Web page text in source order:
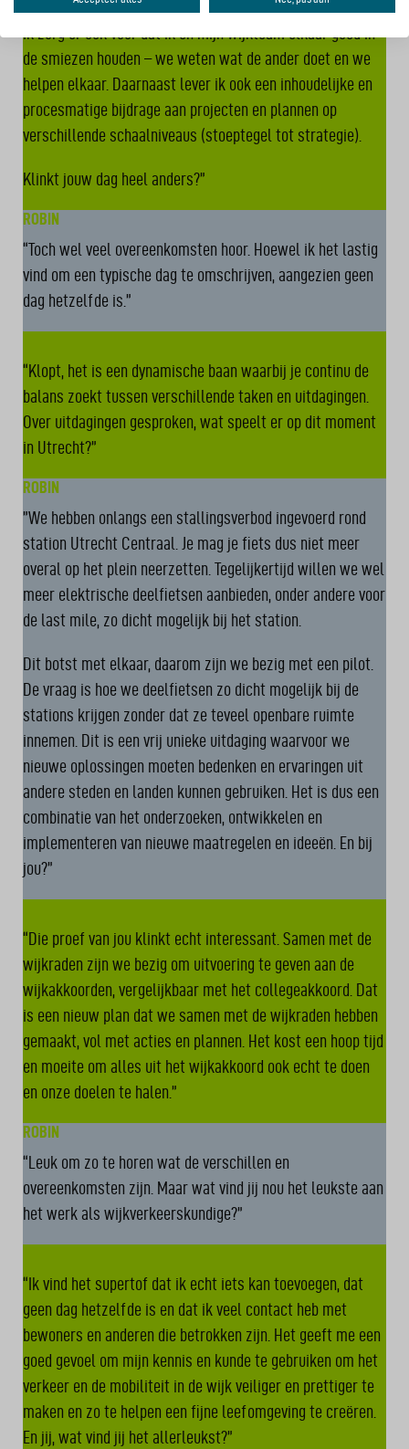
Ik zorg er ook voor dat ik en mijn wijkteam elkaar goed in
de smiezen houden – we weten wat de ander doet en we
helpen elkaar. Daarnaast lever ik ook een inhoudelijke en
procesmatige bijdrage aan projecten en plannen op
verschillende schaalniveaus (stoeptegel tot strategie).
Klinkt jouw dag heel anders?”
ROBIN
“Toch wel veel overeenkomsten hoor. Hoewel ik het lastig
vind om een typische dag te omschrijven, aangezien geen
dag hetzelfde is.”
“Klopt, het is een dynamische baan waarbij je continu de
balans zoekt tussen verschillende taken en uitdagingen.
Over uitdagingen gesproken, wat speelt er op dit moment
in Utrecht?”
ROBIN
”We hebben onlangs een stallingsverbod ingevoerd rond
station Utrecht Centraal. Je mag je fiets dus niet meer
overal op het plein neerzetten. Tegelijkertijd willen we wel
meer elektrische deelfietsen aanbieden, onder andere voor
de last mile, zo dicht mogelijk bij het station.
Dit botst met elkaar, daarom zijn we bezig met een pilot.
De vraag is hoe we deelfietsen zo dicht mogelijk bij de
stations krijgen zonder dat ze teveel openbare ruimte
innemen. Dit is een vrij unieke uitdaging waarvoor we
nieuwe oplossingen moeten bedenken en ervaringen uit
andere steden en landen kunnen gebruiken. Het is dus een
combinatie van het onderzoeken, ontwikkelen en
implementeren van nieuwe maatregelen en ideeën. En bij
jou?”
“Die proef van jou klinkt echt interessant. Samen met de
wijkraden zijn we bezig om uitvoering te geven aan de
wijkakkoorden, vergelijkbaar met het collegeakkoord. Dat
is een nieuw plan dat we samen met de wijkraden hebben
gemaakt, vol met acties en plannen. Het kost een hoop tijd
en moeite om alles uit het wijkakkoord ook echt te doen
en onze doelen te halen.”
ROBIN
“Leuk om zo te horen wat de verschillen en
overeenkomsten zijn. Maar wat vind jij nou het leukste aan
het werk als wijkverkeerskundige?”
“Ik vind het supertof dat ik echt iets kan toevoegen, dat
geen dag hetzelfde is en dat ik veel contact heb met
bewoners en anderen die betrokken zijn. Het geeft me een
goed gevoel om mijn kennis en kunde te gebruiken om het
verkeer en de mobiliteit in de wijk veiliger en prettiger te
maken en zo te helpen een fijne leefomgeving te creëren.
En jij, wat vind jij het allerleukst?”